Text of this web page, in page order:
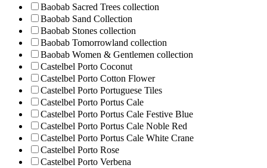
Baobab Sacred Trees collection
Baobab Sand Collection
Baobab Stones collection
Baobab Tomorrowland collection
Baobab Women & Gentlemen collection
Castelbel Porto Coconut
Castelbel Porto Cotton Flower
Castelbel Porto Portuguese Tiles
Castelbel Porto Portus Cale
Castelbel Porto Portus Cale Festive Blue
Castelbel Porto Portus Cale Noble Red
Castelbel Porto Portus Cale White Crane
Castelbel Porto Rose
Castelbel Porto Verbena